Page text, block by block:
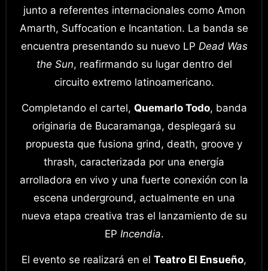
junto a referentes internacionales como Amon
Amarth, Suffocation e Incantation. La banda se
encuentra presentando su nuevo LP Dead Was
the Sun, reafirmando su lugar dentro del
circuito extremo latinoamericano.
Completando el cartel, Quemarlo Todo, banda
originaria de Bucaramanga, desplegará su
propuesta que fusiona grind, death, groove y
thrash, caracterizada por una energía
arrolladora en vivo y una fuerte conexión con la
escena underground, actualmente en una
nueva etapa creativa tras el lanzamiento de su
EP Incendia.
El evento se realizará en el Teatro El Ensueño,